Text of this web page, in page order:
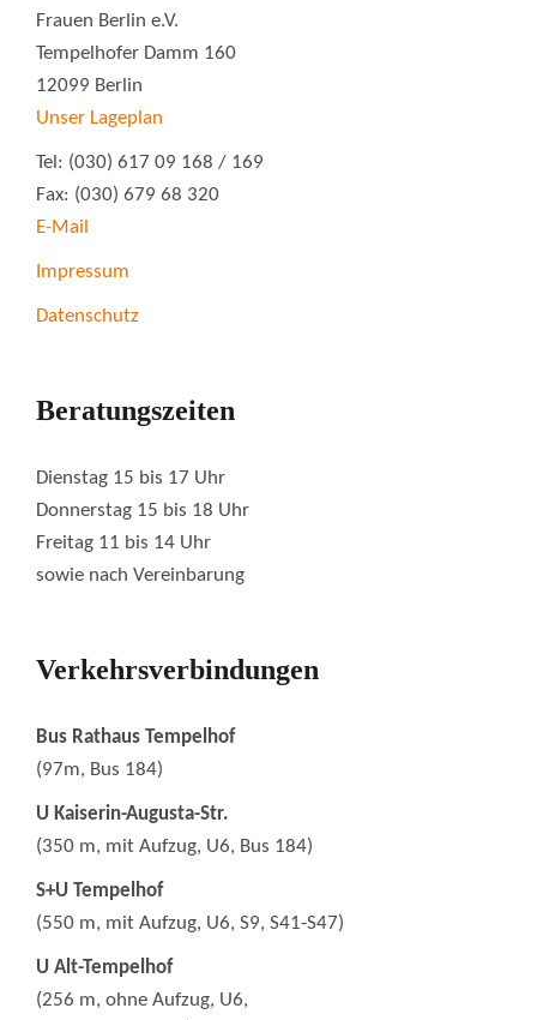
Frauen Berlin e.V.
Tempelhofer Damm 160
12099 Berlin
Unser Lageplan
Tel: (030) 617 09 168 / 169
Fax: (030) 679 68 320
E-Mail
Impressum
Datenschutz
Beratungszeiten
Dienstag 15 bis 17 Uhr
Donnerstag 15 bis 18 Uhr
Freitag 11 bis 14 Uhr
sowie nach Vereinbarung
Verkehrsverbindungen
Bus Rathaus Tempelhof
(97m, Bus 184)
U Kaiserin-Augusta-Str.
(350 m, mit Aufzug, U6, Bus 184)
S+U Tempelhof
(550 m, mit Aufzug, U6, S9, S41-S47)
U Alt-Tempelhof
(256 m, ohne Aufzug, U6,